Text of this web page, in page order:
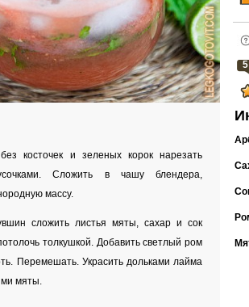
косточек и зеленых корок нарезать
Сложить в чашу блендера,
массу.
сложить листья мяты, сахар и сок
толкушкой. Добавить светлый ром
Перемешать. Украсить дольками лайма
мяты.
5